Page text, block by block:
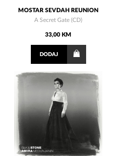
MOSTAR SEVDAH REUNION
A Secret Gate (CD)
33,00 KM
DODAJ